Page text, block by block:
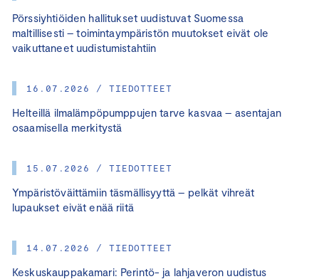
Pörssiyhtiöiden hallitukset uudistuvat Suomessa
maltillisesti – toimintaympäristön muutokset eivät ole
vaikuttaneet uudistumistahtiin
16.07.2026 / TIEDOTTEET
Helteillä ilmalämpöpumppujen tarve kasvaa – asentajan
osaamisella merkitystä
15.07.2026 / TIEDOTTEET
Ympäristöväittämiin täsmällisyyttä – pelkät vihreät
lupaukset eivät enää riitä
14.07.2026 / TIEDOTTEET
Keskuskauppakamari: Perintö- ja lahjaveron uudistus